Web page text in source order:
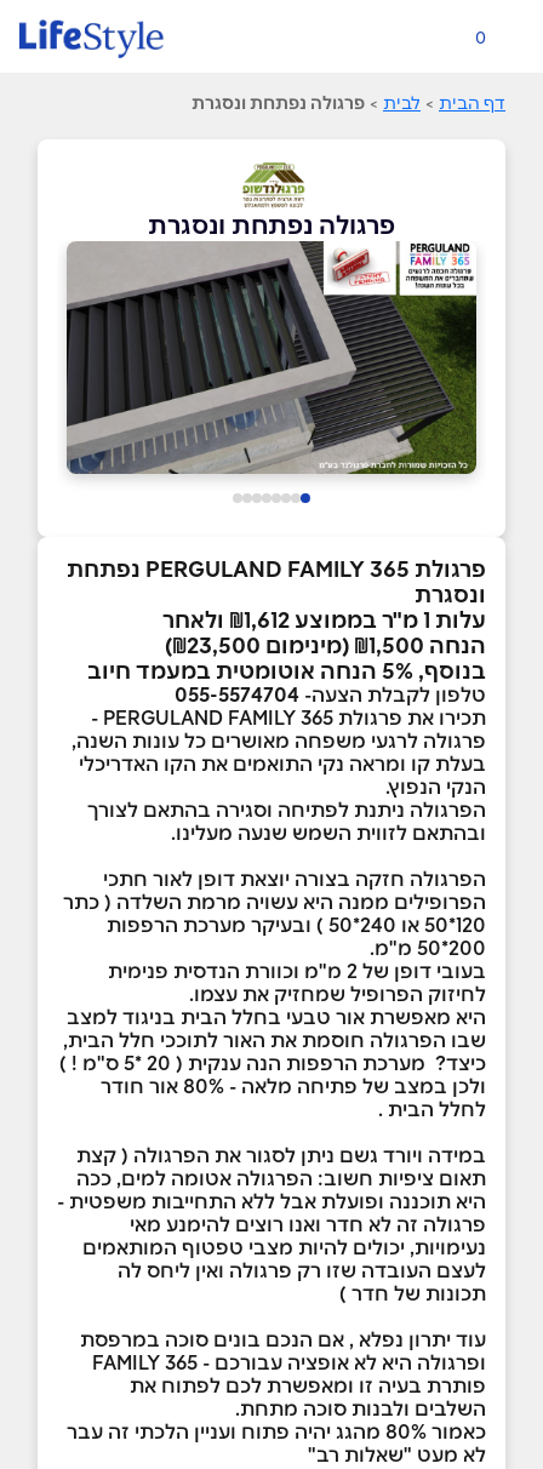
0
דף הבית > לבית > פרגולה נפתחת ונסגרת
פרגולה נפתחת ונסגרת
פרגולת PERGULAND FAMILY 365 נפתחת
ונסגרת
עלות 1 מ"ר בממוצע ₪1,612 ולאחר
הנחה ₪1,500 (מינימום ₪23,500)
בנוסף, 5% הנחה אוטומטית במעמד חיוב
טלפון לקבלת הצעה- 055-5574704
תכירו את פרגולת PERGULAND FAMILY 365 -
פרגולה לרגעי משפחה מאושרים כל עונות השנה,
בעלת קו ומראה נקי התואמים את הקו האדריכלי
הנקי הנפוץ.
הפרגולה ניתנת לפתיחה וסגירה בהתאם לצורך
ובהתאם לזווית השמש שנעה מעלינו.
הפרגולה חזקה בצורה יוצאת דופן לאור חתכי
הפרופילים ממנה היא עשויה מרמת השלדה ( כתר
120*50 או 240*50 ) ובעיקר מערכת הרפפות
200*50 מ"מ.
בעובי דופן של 2 מ"מ וכוורת הנדסית פנימית
לחיזוק הפרופיל שמחזיק את עצמו.
היא מאפשרת אור טבעי בחלל הבית בניגוד למצב
שבו הפרגולה חוסמת את האור לתוככי חלל הבית,
כיצד? מערכת הרפפות הנה ענקית ( 20 *5 ס"מ ! )
ולכן במצב של פתיחה מלאה - 80% אור חודר
לחלל הבית .
במידה ויורד גשם ניתן לסגור את הפרגולה ( קצת
תאום ציפיות חשוב: הפרגולה אטומה למים, ככה
היא תוכננה ופועלת אבל ללא התחייבות משפטית -
פרגולה זה לא חדר ואנו רוצים להימנע מאי
נעימויות, יכולים להיות מצבי טפטוף המותאמים
לעצם העובדה שזו רק פרגולה ואין ליחס לה
תכונות של חדר )
עוד יתרון נפלא , אם הנכם בונים סוכה במרפסת
ופרגולה היא לא אופציה עבורכם - FAMILY 365
פותרת בעיה זו ומאפשרת לכם לפתוח את
השלבים ולבנות סוכה מתחת.
כאמור 80% מהגג יהיה פתוח ועניין הלכתי זה עבר
לא מעט "שאלות רב"